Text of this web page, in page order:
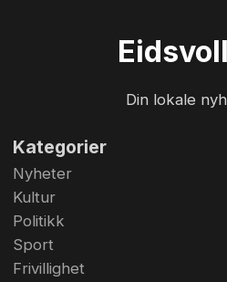
Eidsvoll
Din lokale
Kategorier
Nyheter
Kultur
Politikk
Sport
Frivillighet